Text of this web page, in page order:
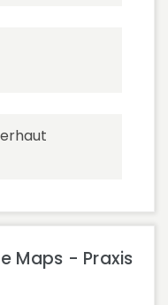
Maps - Praxis